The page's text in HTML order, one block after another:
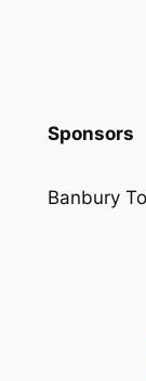
Sponsors
Banbury